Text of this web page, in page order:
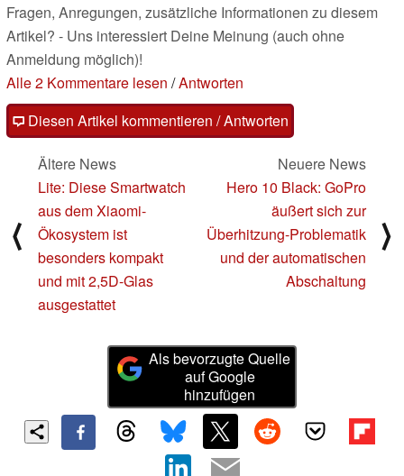
Fragen, Anregungen, zusätzliche Informationen zu diesem
Artikel? - Uns interessiert Deine Meinung (auch ohne
Anmeldung möglich)!
Alle 2 Kommentare lesen /Antworten
Diesen Artikel kommentieren / Antworten
⟨
Ältere News
Lite: Diese Smartwatch
aus dem Xiaomi-
Ökosystem ist
besonders kompakt
und mit 2,5D-Glas
ausgestattet
Neuere News
Hero 10 Black: GoPro
äußert sich zur
Überhitzung-Problematik
und der automatischen
Abschaltung
⟩
Als bevorzugte Quelle
auf Google
hinzufügen